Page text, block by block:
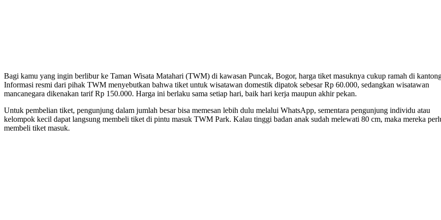
Bagi kamu yang ingin berlibur ke Taman Wisata Matahari (TWM) di kawasan Puncak, Bogor, harga tiket masuknya cukup ramah di
Informasi resmi dari pihak TWM menyebutkan bahwa tiket untuk wisatawan domestik dipatok sebesar Rp 60.000, sedangkan wisatawan
mancanegara dikenakan tarif Rp 150.000. Harga ini berlaku sama setiap hari, baik hari kerja maupun akhir pekan.
Untuk pembelian tiket, pengunjung dalam jumlah besar bisa memesan lebih dulu melalui WhatsApp, sementara pengunjung individu atau
kelompok kecil dapat langsung membeli tiket di pintu masuk TWM Park. Kalau tinggi badan anak sudah melewati 80 cm, maka mereka
membeli tiket masuk.